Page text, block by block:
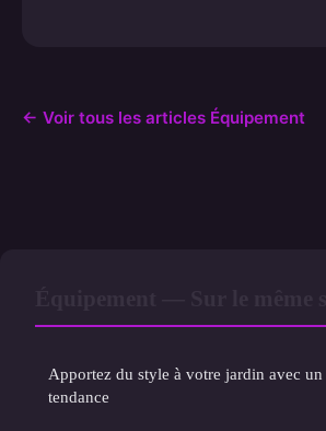
← Voir tous les articles Équipement
Apportez du style à votre jardin avec
tendance